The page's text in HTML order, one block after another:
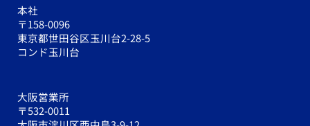
本社
〒158-0096
東京都世田谷区玉川台2-28-5
コンド玉川台
大阪営業所
〒532-0011